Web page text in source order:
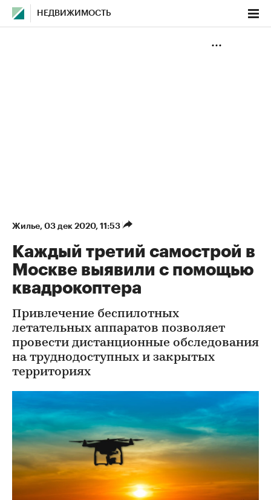
НЕДВИЖИМОСТЬ
Жилье⁠, 03 дек 2020, 11:53
Каждый третий самострой в
Москве выявили с помощью
квадрокоптера
Привлечение беспилотных
летательных аппаратов позволяет
провести дистанционные обследования
на труднодоступных и закрытых
территориях